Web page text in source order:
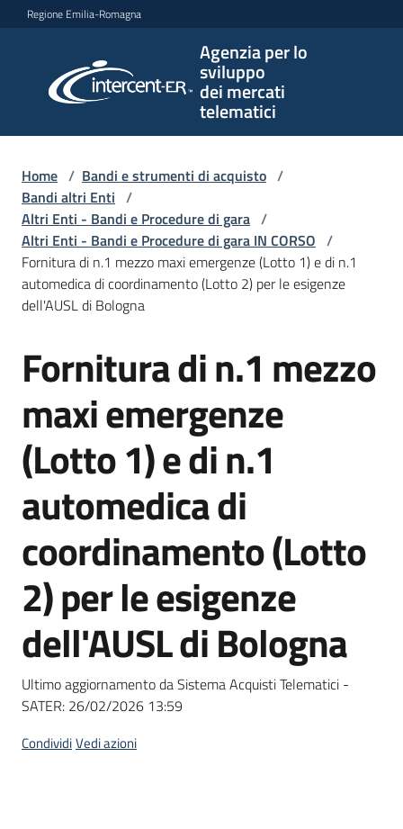
Vai al contenuto
Vai alla navigazione
Vai al footer
Regione Emilia-Romagna
Agenzia per lo
sviluppo
dei mercati
telematici
per lo
sviluppo
telematici
L'Agenzia
e
strumenti
acquisto
Piattaforme
telematiche
English
site
Home / Bandi e strumenti di acquisto /
Bandi altri Enti /
Altri Enti - Bandi e Procedure di gara /
Altri Enti - Bandi e Procedure di gara IN CORSO /
Fornitura di n.1 mezzo maxi emergenze (Lotto 1) e di n.1
automedica di coordinamento (Lotto 2) per le esigenze
dell'AUSL di Bologna
Salta al contenuto
Fornitura di n.1 mezzo
maxi emergenze
(Lotto 1) e di n.1
automedica di
coordinamento (Lotto
2) per le esigenze
dell'AUSL di Bologna
Ultimo aggiornamento da Sistema Acquisti Telematici -
SATER: 26/02/2026 13:59
CondividiVedi azioni